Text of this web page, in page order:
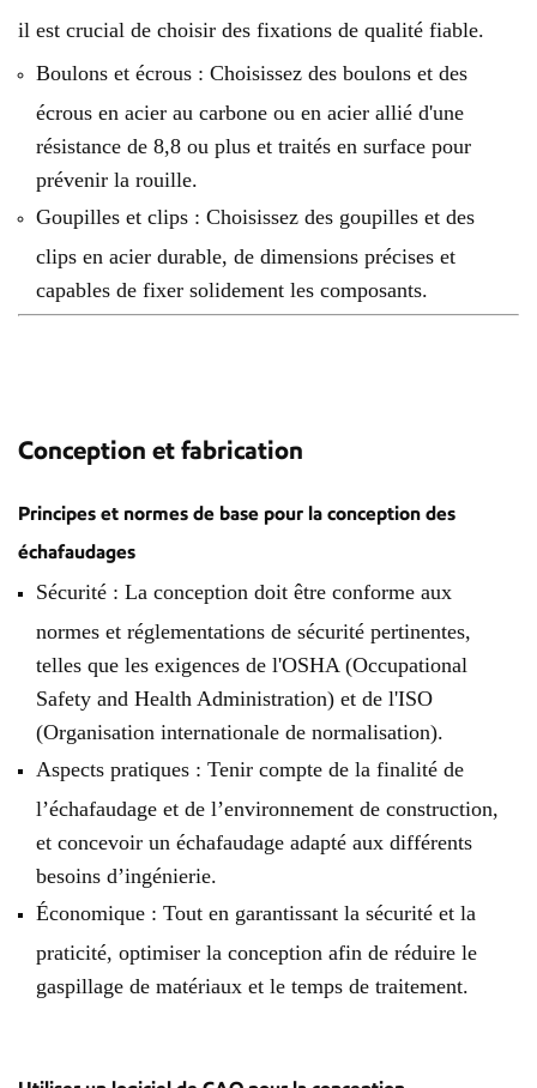
il est crucial de choisir des fixations de qualité fiable.
Boulons et écrous : Choisissez des boulons et des
écrous en acier au carbone ou en acier allié d'une
résistance de 8,8 ou plus et traités en surface pour
prévenir la rouille.
Goupilles et clips : Choisissez des goupilles et des
clips en acier durable, de dimensions précises et
capables de fixer solidement les composants.
Conception et fabrication
Principes et normes de base pour la conception des
échafaudages
Sécurité : La conception doit être conforme aux
normes et réglementations de sécurité pertinentes,
telles que les exigences de l'OSHA (Occupational
Safety and Health Administration) et de l'ISO
(Organisation internationale de normalisation).
Aspects pratiques : Tenir compte de la finalité de
l’échafaudage et de l’environnement de construction,
et concevoir un échafaudage adapté aux différents
besoins d’ingénierie.
Économique : Tout en garantissant la sécurité et la
praticité, optimiser la conception afin de réduire le
gaspillage de matériaux et le temps de traitement.